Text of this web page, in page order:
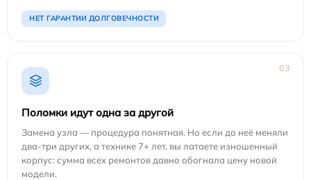
НЕТ ГАРАНТИИ ДОЛГОВЕЧНОСТИ
03
Поломки идут одна за другой
Замена узла — процедура понятная. Но если до неё меняли
два-три других, а технике 7+ лет, вы латаете изношенный
корпус: сумма всех ремонтов давно обогнала цену новой
модели.